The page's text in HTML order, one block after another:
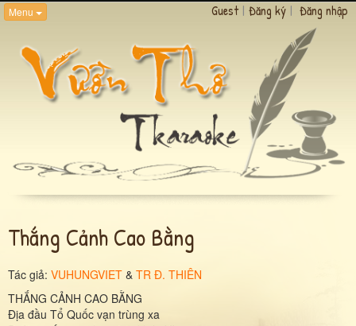
Menu Guest | Đăng ký | Đăng nhập
Thắng Cảnh Cao Bằng
Tác giả: VUHUNGVIET & TR Đ. THIÊN
THẮNG CẢNH CAO BẰNG
Địa đầu Tổ Quốc vạn trùng xa